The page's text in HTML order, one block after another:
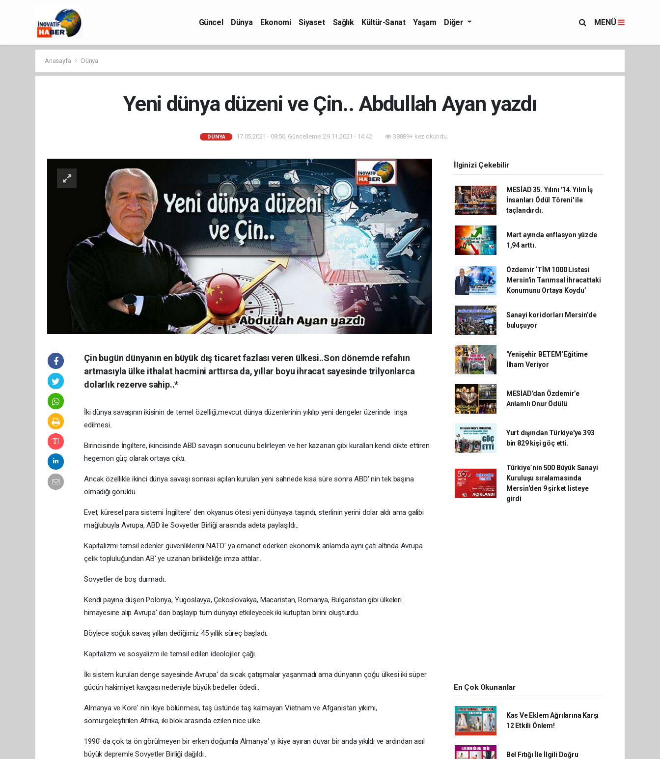
Güncel Dünya Ekonomi Siyaset Sağlık Kültür-Sanat Yaşam Diğer MENÜ
Anasayfa Dünya
Yeni dünya düzeni ve Çin.. Abdullah Ayan yazdı
DÜNYA 17.05.2021 - 08:50, Güncelleme: 29.11.2021 - 14:42 38889+ kez okundu.
Çin bugün dünyanın en büyük dış ticaret fazlası veren ülkesi..Son dönemde refahın
artmasıyla ülke ithalat hacmini arttırsa da, yıllar boyu ihracat sayesinde trilyonlarca
dolarlık rezerve sahip..*
İki dünya savaşının ikisinin de temel özelliği,mevcut dünya düzenlerinin yıkılıp yeni dengeler üzerinde inşa
edilmesi..
Birincisinde İngiltere, ikincisinde ABD savaşın sonucunu belirleyen ve her kazanan gibi kuralları kendi dikte ettiren
hegemon güç olarak ortaya çıktı.
Ancak özellikle ikinci dünya savaşı sonrası açılan kurulan yeni sahnede kısa süre sonra ABD' nin tek başına
olmadığı görüldü.
Evet, küresel para sistemi İngiltere' den okyanus ötesi yeni dünyaya taşındı, sterlinin yerini dolar aldı ama galibi
mağlubuyla Avrupa, ABD ile Sovyetler Birliği arasında adeta paylaşıldı..
Kapitalizmi temsil edenler güvenliklerini NATO' ya emanet ederken ekonomik anlamda aynı çatı altında Avrupa
çelik topluluğundan AB' ye uzanan birlikteliğe imza attılar..
Sovyetler de boş durmadı..
Kendi payına düşen Polonya, Yugoslavya, Çekoslovakya, Macaristan, Romanya, Bulgaristan gibi ülkeleri
himayesine alıp Avrupa' dan başlayıp tüm dünyayı etkileyecek iki kutuptan birini oluşturdu.
Böylece soğuk savaş yılları dediğimiz 45 yıllık süreç başladı..
Kapitalizm ve sosyalizm ile temsil edilen ideolojiler çağı..
İki sistem kurulan denge sayesinde Avrupa' da sıcak çatışmalar yaşanmadı ama dünyanın çoğu ülkesi iki süper
gücün hakimiyet kavgası nedeniyle büyük bedeller ödedi..
Almanya ve Kore' nin ikiye bölünmesi, taş üstünde taş kalmayan Vietnam ve Afganistan yıkımı,
sömürgeleştirilen Afrika, iki blok arasında ezilen nice ülke..
1990' da çok ta ön görülmeyen bir erken doğumla Almanya' yı ikiye ayıran duvar bir anda yıkıldı ve ardından asıl
büyük depremle Sovyetler Birliği dağıldı..
İlginizi Çekebilir
MESİAD 35. Yılını '14. Yılın İş
İnsanları Ödül Töreni' ile
taçlandırdı.
Mart ayında enflasyon yüzde
1,94 arttı.
Özdemir ‘TİM 1000 Listesi
Mersin'in Tarımsal İhracattaki
Konumunu Ortaya Koydu’
Sanayi koridorları Mersin’de
buluşuyor
'Yenişehir BETEM' Eğitime
İlham Veriyor
MESİAD’dan Özdemir’e
Anlamlı Onur Ödülü
Yurt dışından Türkiye'ye 393
bin 829 kişi göç etti.
Türkiye`nin 500 Büyük Sanayi
Kuruluşu sıralamasında
Mersin'den 9 şirket listeye
girdi
En Çok Okunanlar
Kas Ve Eklem Ağrılarına Karşı
12 Etkili Önlem!
Bel Fıtığı İle İlgili Doğru